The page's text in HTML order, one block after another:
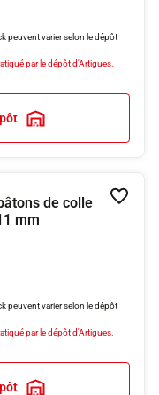
peuvent varier selon le dépôt
par le dépôt d'Artigues.
de colle
mm
peuvent varier selon le dépôt
par le dépôt d'Artigues.